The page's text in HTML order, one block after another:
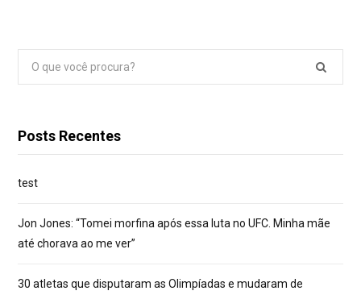
Pesquisar
por:
Posts Recentes
test
Jon Jones: “Tomei morfina após essa luta no UFC. Minha mãe
até chorava ao me ver”
30 atletas que disputaram as Olimpíadas e mudaram de